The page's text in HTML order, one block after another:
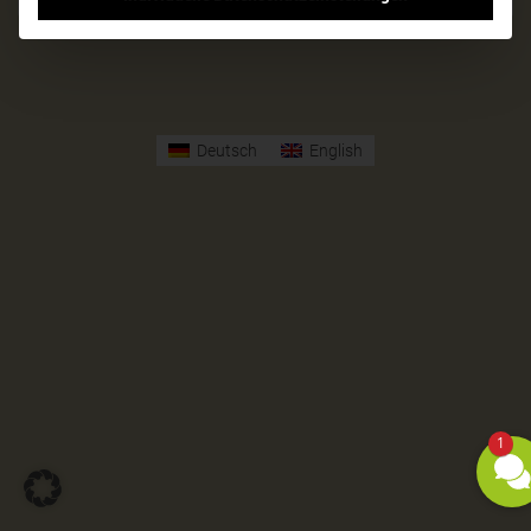
Deutsch English
1